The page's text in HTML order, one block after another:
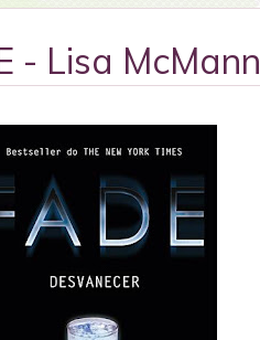
- Lisa McMann